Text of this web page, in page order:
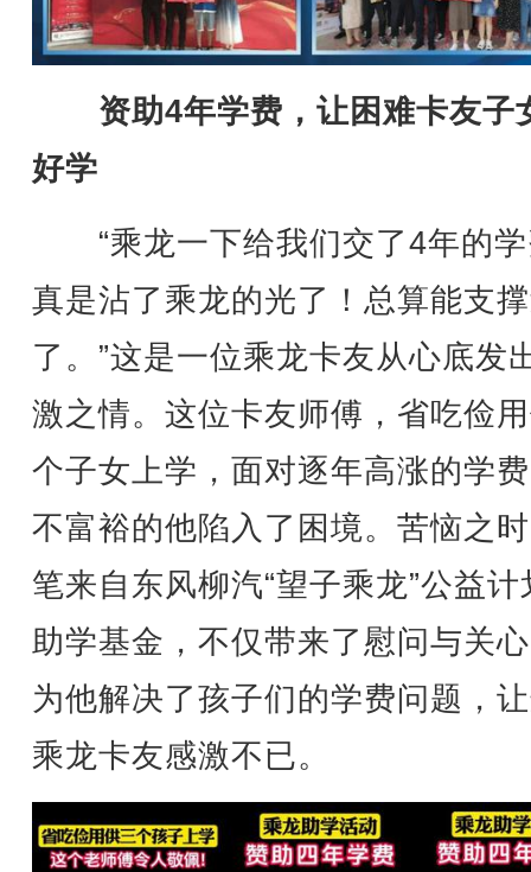
资助4年学费，让困难卡友子
好学
“乘龙一下给我们交了4年的学
真是沾了乘龙的光了！总算能支
了。”这是一位乘龙卡友从心底发
激之情。这位卡友师傅，省吃俭
个子女上学，面对逐年高涨的学
不富裕的他陷入了困境。苦恼之
笔来自东风柳汽“望子乘龙”公益计
助学基金，不仅带来了慰问与关
为他解决了孩子们的学费问题，
乘龙卡友感激不已。